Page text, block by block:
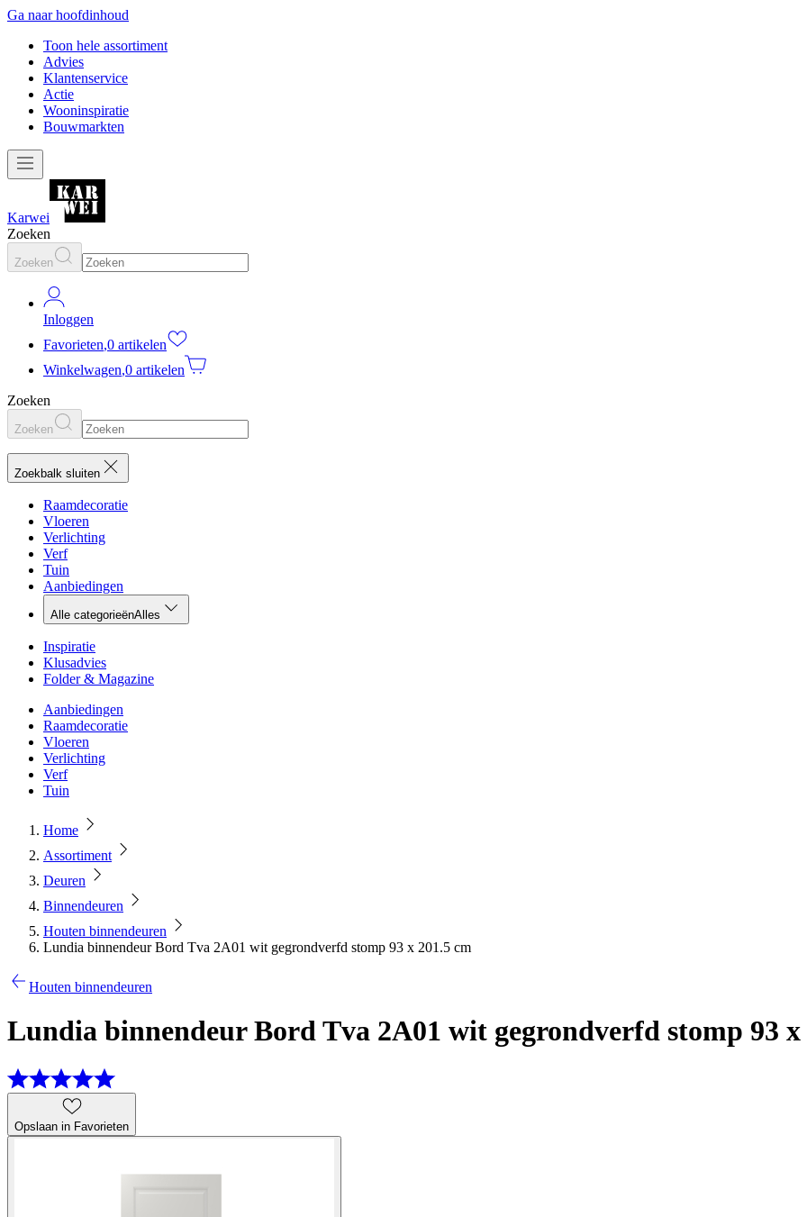
Ga naar hoofdinhoud
Toon hele assortiment
Advies
Klantenservice
Actie
Wooninspiratie
Bouwmarkten
Karwei
Zoeken
Zoeken
Inloggen
Favorieten,0 artikelen
Winkelwagen,0 artikelen
Zoeken
Zoeken
Zoekbalk sluiten
Raamdecoratie
Vloeren
Verlichting
Verf
Tuin
Aanbiedingen
Alle categorieënAlles
Inspiratie
Klusadvies
Folder & Magazine
Aanbiedingen
Raamdecoratie
Vloeren
Verlichting
Verf
Tuin
Home
Assortiment
Deuren
Binnendeuren
Houten binnendeuren
Lundia binnendeur Bord Tva 2A01 wit gegrondverfd stomp 93 x 201.5 cm
Houten binnendeuren
Lundia binnendeur Bord Tva 2A01 wit gegrondverfd stomp 93 x
Opslaan in Favorieten